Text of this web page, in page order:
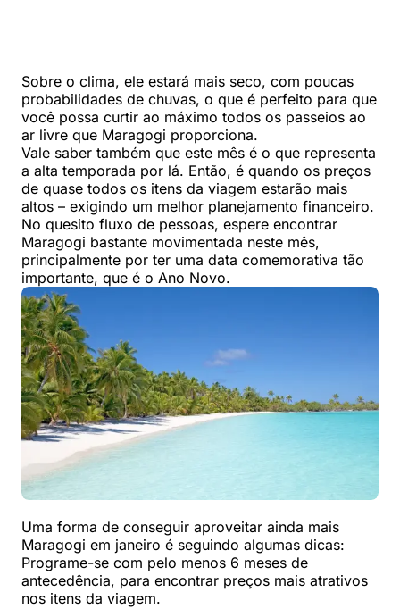
Sobre o clima, ele estará mais seco, com poucas
probabilidades de chuvas, o que é perfeito para que
você possa curtir ao máximo todos os passeios ao
ar livre que Maragogi proporciona.
Vale saber também que este mês é o que representa
a alta temporada por lá. Então, é quando os preços
de quase todos os itens da viagem estarão mais
altos – exigindo um melhor planejamento financeiro.
No quesito fluxo de pessoas, espere encontrar
Maragogi bastante movimentada neste mês,
principalmente por ter uma data comemorativa tão
importante, que é o Ano Novo.
Uma forma de conseguir aproveitar ainda mais
Maragogi em janeiro é seguindo algumas dicas:
Programe-se com pelo menos 6 meses de
antecedência, para encontrar preços mais atrativos
nos itens da viagem.